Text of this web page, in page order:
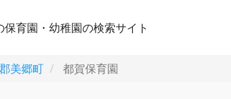
保育園・幼稚園の検索サイト
美郷町 都賀保育園